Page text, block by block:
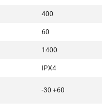
400
60
1400
IPX4
-30 +60